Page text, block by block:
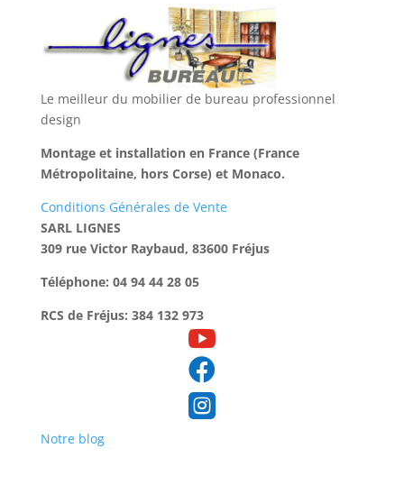
Le meilleur du mobilier de bureau professionnel
design
Montage et installation en France (France
Métropolitaine, hors Corse) et Monaco.
Conditions Générales de Vente
SARL LIGNES
309 rue Victor Raybaud, 83600 Fréjus
Téléphone: 04 94 44 28 05
RCS de Fréjus: 384 132 973



Notre blog